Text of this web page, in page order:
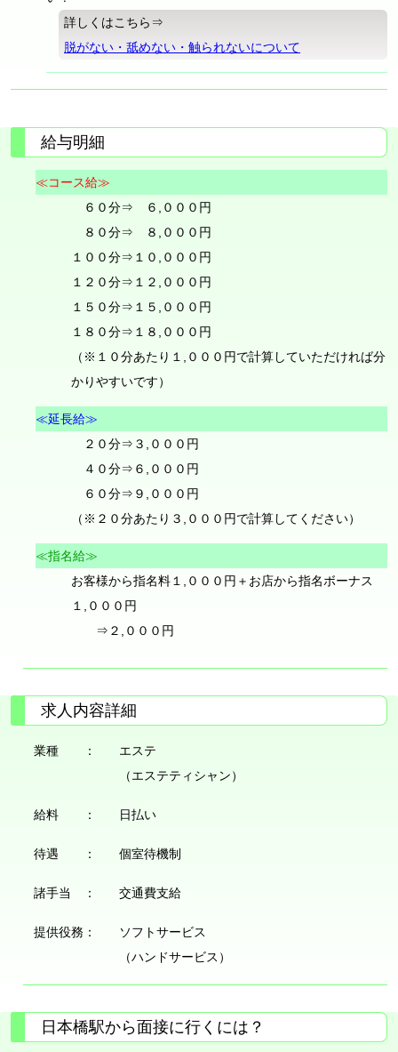
詳しくはこちら⇒
脱がない・舐めない・触られないについて
給与明細
≪コース給≫
６０分⇒ ６,０００円
８０分⇒ ８,０００円
１００分⇒１０,０００円
１２０分⇒１２,０００円
１５０分⇒１５,０００円
１８０分⇒１８,０００円
（※１０分あたり１,０００円で計算していただければ分
かりやすいです）
≪延長給≫
２０分⇒３,０００円
４０分⇒６,０００円
６０分⇒９,０００円
（※２０分あたり３,０００円で計算してください）
≪指名給≫
お客様から指名料１,０００円＋お店から指名ボーナス
１,０００円
⇒２,０００円
求人内容詳細
業種 ：
エステ
（エステティシャン）
給料 ： 日払い
待遇 ： 個室待機制
諸手当 ： 交通費支給
提供役務：
ソフトサービス
（ハンドサービス）
日本橋駅から面接に行くには？